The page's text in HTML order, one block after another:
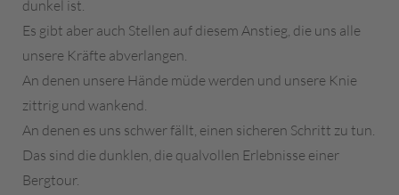
dunkel ist.
Es gibt aber auch Stellen auf diesem Anstieg, die uns alle
unsere Kräfte abverlangen.
An denen unsere Hände müde werden und unsere Knie
zittrig und wankend.
An denen es uns schwer fällt, einen sicheren Schritt zu tun.
Das sind die dunklen, die qualvollen Erlebnisse einer
Bergtour.